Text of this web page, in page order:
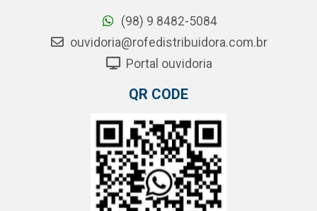
(98) 9 8482-5084
ouvidoria@rofedistribuidora.com.br
Portal ouvidoria
QR CODE